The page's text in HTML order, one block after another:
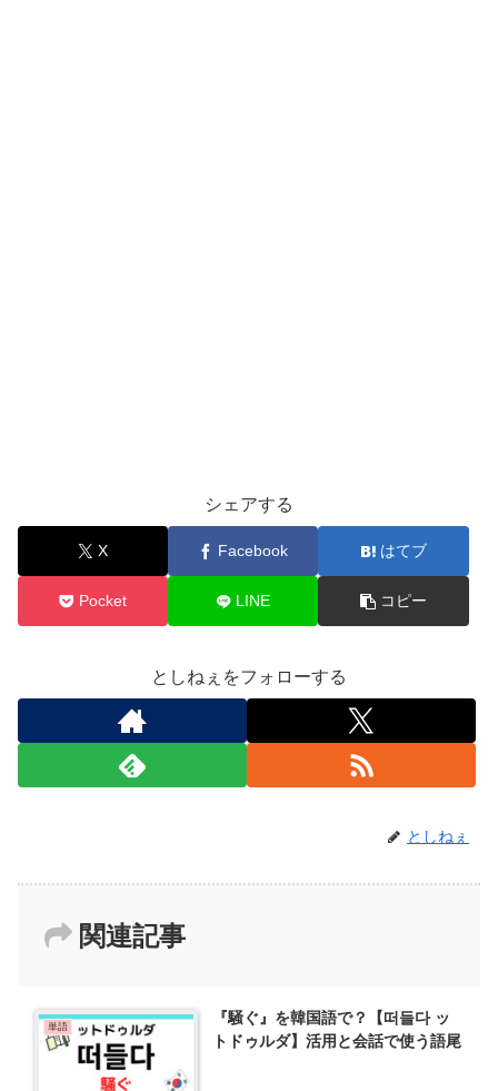
シェアする
X Facebook はてブ
Pocket LINE コピー
としねぇをフォローする
としねぇ
関連記事
単語
『騒ぐ』を韓国語で？【떠들다 ッ
トドゥルダ】活用と会話で使う語尾